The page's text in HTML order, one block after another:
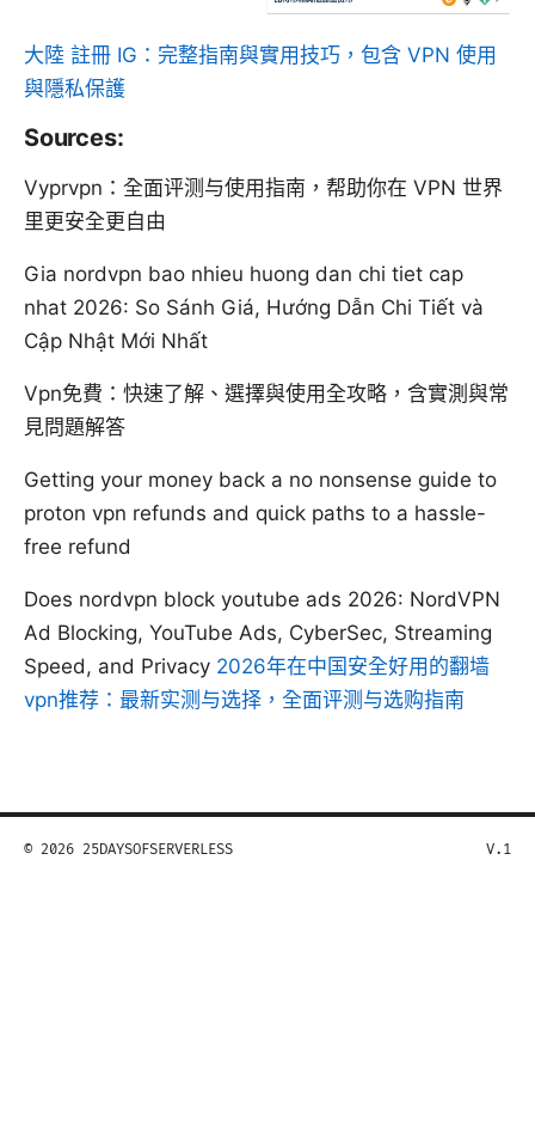
大陸 註冊 IG：完整指南與實用技巧，包含 VPN 使用
與隱私保護
Sources:
Vyprvpn：全面评测与使用指南，帮助你在 VPN 世界
里更安全更自由
Gia nordvpn bao nhieu huong dan chi tiet cap
nhat 2026: So Sánh Giá, Hướng Dẫn Chi Tiết và
Cập Nhật Mới Nhất
Vpn免費：快速了解、選擇與使用全攻略，含實測與常
見問題解答
Getting your money back a no nonsense guide to
proton vpn refunds and quick paths to a hassle-
free refund
Does nordvpn block youtube ads 2026: NordVPN
Ad Blocking, YouTube Ads, CyberSec, Streaming
Speed, and Privacy 2026年在中国安全好用的翻墙
vpn推荐：最新实测与选择，全面评测与选购指南
© 2026 25DAYSOFSERVERLESS V.1